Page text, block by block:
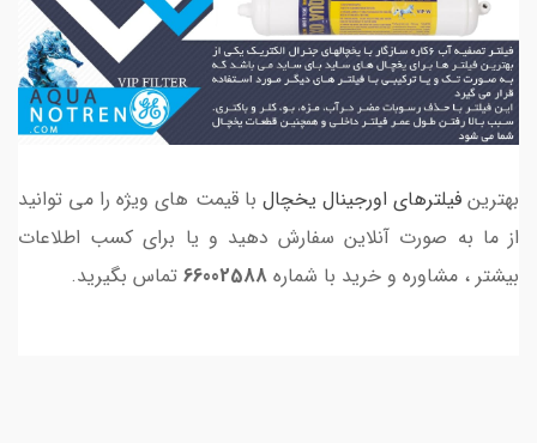
بهترینفیلترهای اورجینال یخچال با قیمت های ویژه را می توانید
از ما به صورت آنلاین سفارش دهید و یا برای کسب اطلاعات
بیشتر ، مشاوره و خرید با شماره 66002588 تماس بگیرید.